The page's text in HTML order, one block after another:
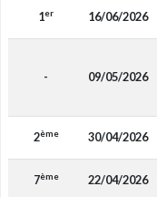
1er 16/06/2026
- 09/05/2026
2ème 30/04/2026
7ème 22/04/2026